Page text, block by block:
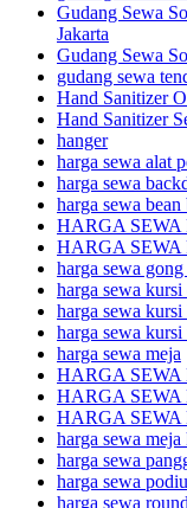
Gudang Sewa
Jakarta
Gudang Sewa
gudang sewa
Hand Sanitizer
Hand Sanitizer
hanger
harga sewa alat
harga sewa
harga sewa bean
HARGA SEWA
HARGA
harga sewa gong
harga sewa kursi
harga sewa
harga sewa
harga sewa meja
HARGA
HARGA
HARGA
harga sewa meja
harga sewa
harga sewa
harga sewa